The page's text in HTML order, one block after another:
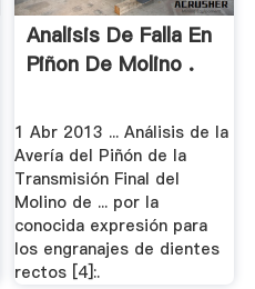
Analisis De Falla En
Piñon De Molino .
1 Abr 2013 ... Análisis de la
Avería del Piñón de la
Transmisión Final del
Molino de ... por la
conocida expresión para
los engranajes de dientes
rectos [4]:.